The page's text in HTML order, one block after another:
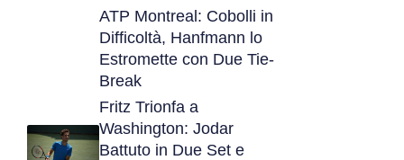
ATP Montreal: Cobolli in
Difficoltà, Hanfmann lo
Estromette con Due Tie-
Break
Fritz Trionfa a
Washington: Jodar
Battuto in Due Set e